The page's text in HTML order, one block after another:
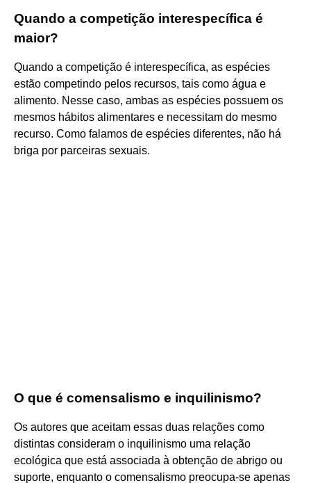
Quando a competição interespecífica é
maior?
Quando a competição é interespecífica, as espécies
estão competindo pelos recursos, tais como água e
alimento. Nesse caso, ambas as espécies possuem os
mesmos hábitos alimentares e necessitam do mesmo
recurso. Como falamos de espécies diferentes, não há
briga por parceiras sexuais.
O que é comensalismo e inquilinismo?
Os autores que aceitam essas duas relações como
distintas consideram o inquilinismo uma relação
ecológica que está associada à obtenção de abrigo ou
suporte, enquanto o comensalismo preocupa-se apenas